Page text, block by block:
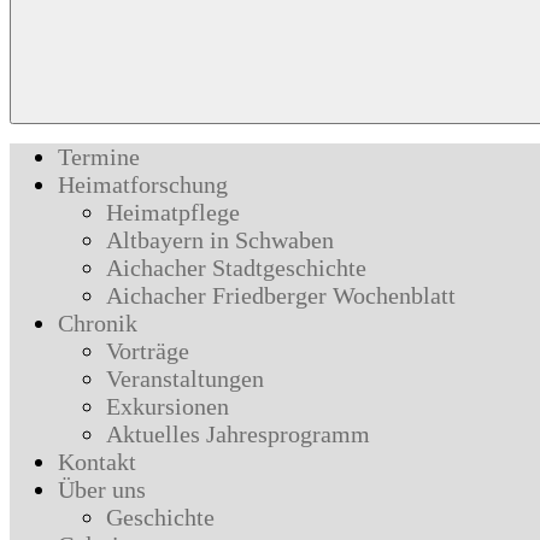
Termine
Heimatforschung
Heimatpflege
Altbayern in Schwaben
Aichacher Stadtgeschichte
Aichacher Friedberger Wochenblatt
Chronik
Vorträge
Veranstaltungen
Exkursionen
Aktuelles Jahresprogramm
Kontakt
Über uns
Geschichte